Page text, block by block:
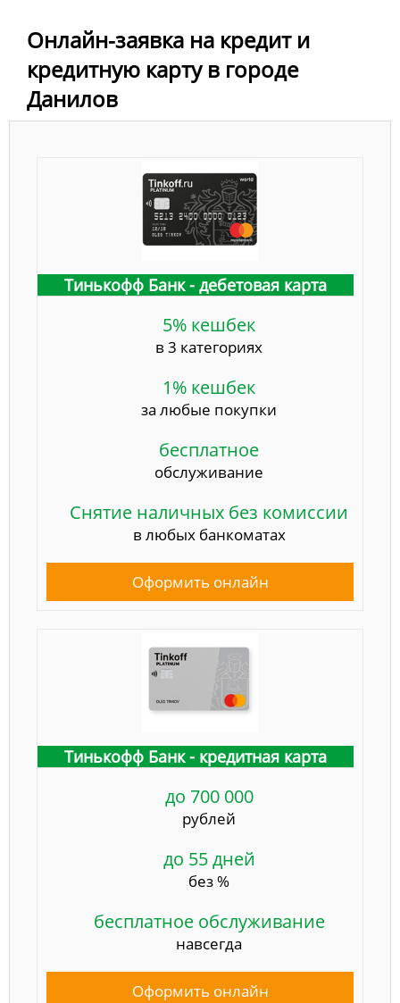
Онлайн-заявка на кредит и
кредитную карту в городе
Данилов
Тинькофф Банк - дебетовая карта
5% кешбек
в 3 категориях
1% кешбек
за любые покупки
бесплатное
обслуживание
Снятие наличных без комиссии
в любых банкоматах
Оформить онлайн
Тинькофф Банк - кредитная карта
до 700 000
рублей
до 55 дней
без %
бесплатное обслуживание
навсегда
Оформить онлайн